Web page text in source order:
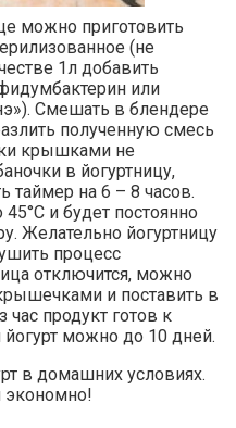
можно приготовить
(не
1л добавить
или
Смешать в блендере
полученную смесь
крышками не
в йогуртницу,
на 6 – 8 часов.
и будет постоянно
Желательно йогуртницу
процесс
отключится, можно
и поставить в
продукт готов к
можно до 10 дней.
в домашних условиях.
экономно!